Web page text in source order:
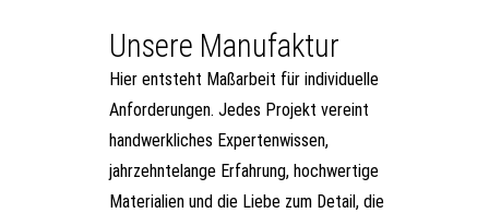
Unsere Manufaktur
Hier entsteht Maßarbeit für individuelle
Anforderungen. Jedes Projekt vereint
handwerkliches Expertenwissen,
jahrzehntelange Erfahrung, hochwertige
Materialien und die Liebe zum Detail, die